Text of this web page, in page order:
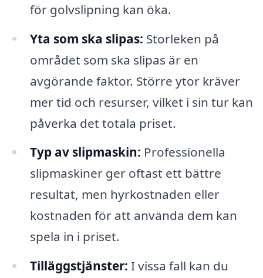
för golvslipning kan öka.
Yta som ska slipas: Storleken på
området som ska slipas är en
avgörande faktor. Större ytor kräver
mer tid och resurser, vilket i sin tur kan
påverka det totala priset.
Typ av slipmaskin: Professionella
slipmaskiner ger oftast ett bättre
resultat, men hyrkostnaden eller
kostnaden för att använda dem kan
spela in i priset.
Tilläggstjänster: I vissa fall kan du